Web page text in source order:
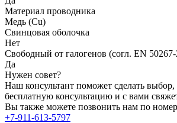
Материал проводника
Медь (Cu)
Свинцовая оболочка
Нет
Свободный от галогенов (согл. EN
Да
Нужен совет?
Наш консультант поможет сделать выбор,
бесплатную консультацию и с вами
Вы также можете позвонить нам по
+7-911-613-5797